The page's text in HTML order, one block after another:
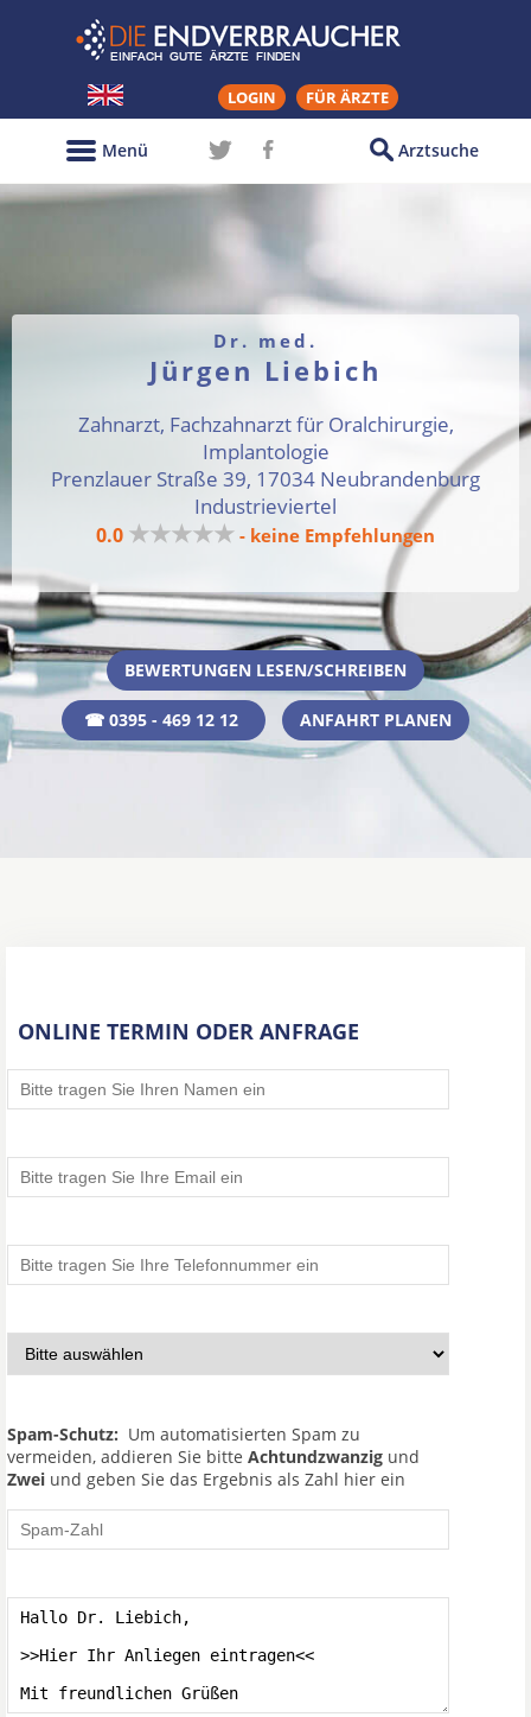
LOGIN FÜR ÄRZTE
Arztsuche
Menü
Dr. med.
Jürgen Liebich
Zahnarzt, Fachzahnarzt für Oralchirurgie,
Implantologie
Prenzlauer Straße 39, 17034 Neubrandenburg
Industrieviertel
0.0 ★★★★★ - keine Empfehlungen
BEWERTUNGEN LESEN/SCHREIBEN
☎ 0395 - 469 12 12 ANFAHRT PLANEN
ONLINE TERMIN ODER ANFRAGE
Spam-Schutz: Um automatisierten Spam zu
vermeiden, addieren Sie bitte Achtundzwanzig und
Zwei und geben Sie das Ergebnis als Zahl hier ein